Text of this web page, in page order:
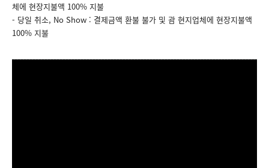
체에 현장지불액 100% 지불
- 당일 취소, No Show : 결제금액 환불 불가 및 괌 현지업체에 현장지불액
100% 지불